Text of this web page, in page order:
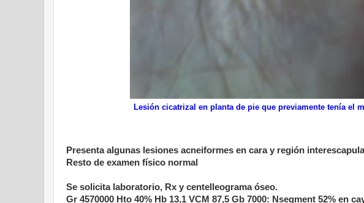
Lesión cicatrizal en planta de pie que previamente tenía el
Presenta algunas lesiones acneiformes en cara y región
Resto de examen físico normal
Se solicita laboratorio, Rx y centelleograma óseo.
Gr 4570000 Hto 40% Hb 13,1 VCM 87,5 Gb 7000: Nsegment 52% en